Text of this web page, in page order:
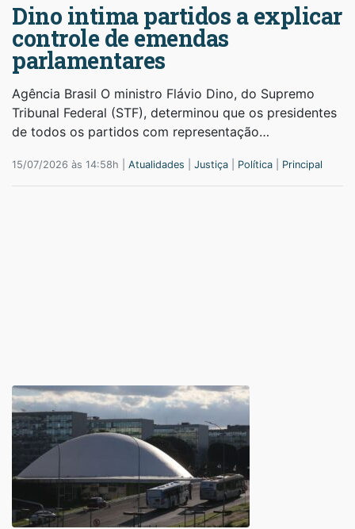
Dino intima partidos a explicar
controle de emendas
parlamentares
Agência Brasil O ministro Flávio Dino, do Supremo
Tribunal Federal (STF), determinou que os presidentes
de todos os partidos com representação…
15/07/2026 às 14:58h | Atualidades Justiça Política Principal